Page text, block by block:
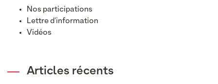
Nos participations
Lettre d'information
Vidéos
Articles récents